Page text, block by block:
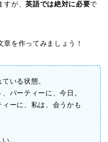
すが、英語では絶対に必要で
を作ってみましょう！
いる状態。
パーティーに、今日。
ーに、私は、会うかも
。